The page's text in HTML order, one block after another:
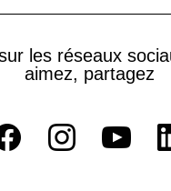
les réseaux
aimez, partagez